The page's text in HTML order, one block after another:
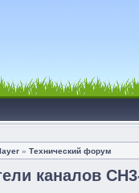
» Технический форум
каналов